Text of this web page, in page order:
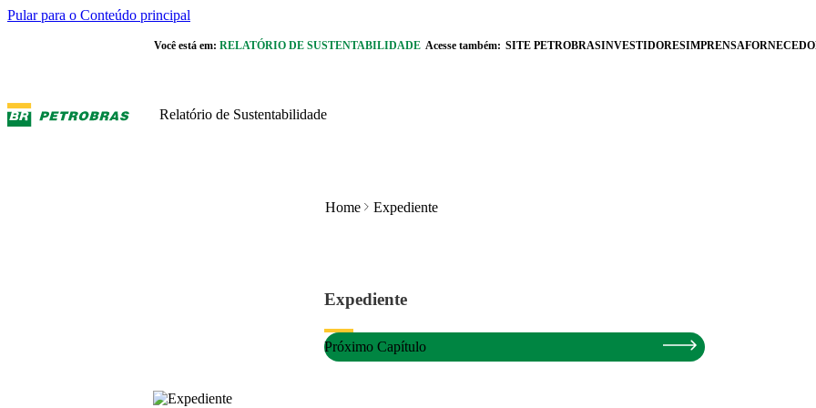
Pular para o Conteúdo principal
Você está em: RELATÓRIO DE SUSTENTABILIDADE Acesse também: SITE PETROBRASINVESTIDORESIMPRENSA
Relatório de Sustentabilidade
Home Expediente
Expediente
Próximo Capítulo